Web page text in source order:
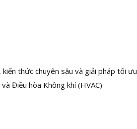
thức chuyên sâu và giải pháp tối ưu
Điều hòa Không khí (HVAC)